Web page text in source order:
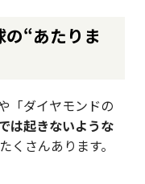
“あたりま
「ダイヤモンドの
は起きないような
くさんあります。